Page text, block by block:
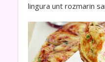
lingura unt rozmarin